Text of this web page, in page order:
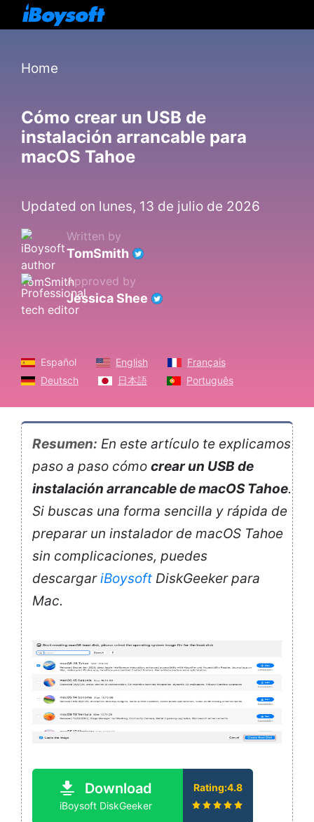
Home
Cómo crear un USB de
instalación arrancable para
macOS Tahoe
Updated on lunes, 13 de julio de 2026
Written by
TomSmith
Approved by
Jessica Shee
Español English
Français
Deutsch
日本語 Português
Resumen: En este artículo te explicamos
paso a paso cómo crear un USB de
instalación arrancable de macOS Tahoe.
Si buscas una forma sencilla y rápida de
preparar un instalador de macOS Tahoe
sin complicaciones, puedes
descargariBoysoft DiskGeeker para
Mac.
Download
iBoysoft DiskGeeker
Rating:4.8